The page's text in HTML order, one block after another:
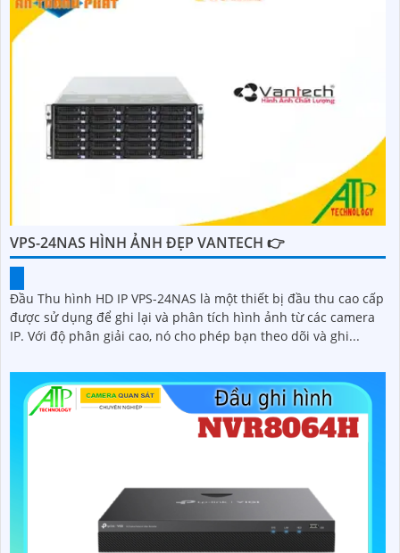
VPS-24NAS HÌNH ẢNH ĐẸP VANTECH 👉
Đầu Thu hình HD IP VPS-24NAS là một thiết bị đầu thu cao cấp
được sử dụng để ghi lại và phân tích hình ảnh từ các camera
IP. Với độ phân giải cao, nó cho phép bạn theo dõi và ghi...